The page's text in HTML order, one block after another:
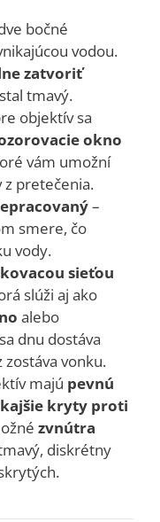
bočné
vodou.
zatvoriť
tmavý.
objektív sa
okno
vám umožní
z pretečenia.
–
smere, čo
vody.
sieťou
slúži aj ako
alebo
dnu dostáva
vonku.
majú pevnú
kryty proti
zvnútra
diskrétny